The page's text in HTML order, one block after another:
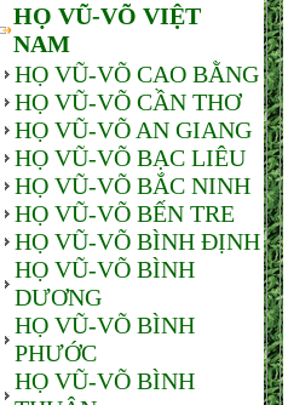
HỌ VŨ-VÕ VIỆT
NAM
HỌ VŨ-VÕ CAO BẰNG
HỌ VŨ-VÕ CẦN THƠ
HỌ VŨ-VÕ AN GIANG
HỌ VŨ-VÕ BẠC LIÊU
HỌ VŨ-VÕ BẮC NINH
HỌ VŨ-VÕ BẾN TRE
HỌ VŨ-VÕ BÌNH ĐỊNH
HỌ VŨ-VÕ BÌNH
DƯƠNG
HỌ VŨ-VÕ BÌNH
PHƯỚC
HỌ VŨ-VÕ BÌNH